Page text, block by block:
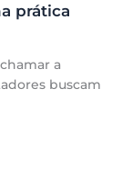
prática
a
buscam